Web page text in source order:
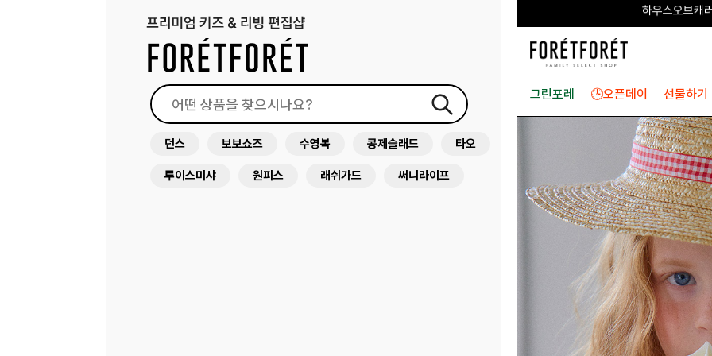
🎂7TH
그린포레 🕒오픈데이 선물하기
던스 보보쇼즈 수영복 콩제슬래드 타오
루이스미샤 원피스 래쉬가드 써니라이프